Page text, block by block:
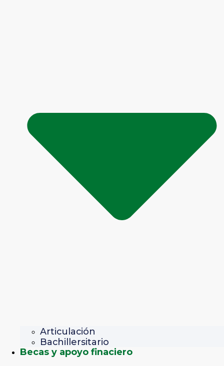
Articulación
Bachillersitario
Becas y apoyo finaciero